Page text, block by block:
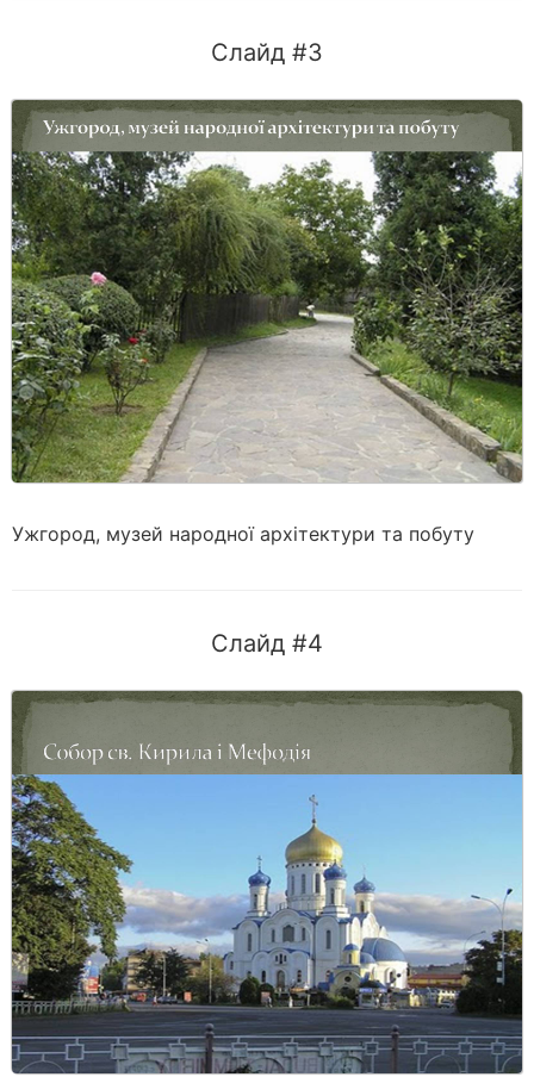
Слайд #3
Ужгород, музей народної архітектури та побуту
Слайд #4